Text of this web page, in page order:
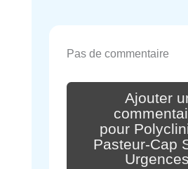
Pas de commentaire
Ajouter
pour
Pasteur-Cap
Urgences